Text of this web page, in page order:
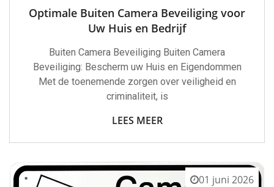
Optimale Buiten Camera Beveiliging voor
Uw Huis en Bedrijf
Buiten Camera Beveiliging Buiten Camera
Beveiliging: Bescherm uw Huis en Eigendommen
Met de toenemende zorgen over veiligheid en
criminaliteit, is
LEES MEER
01 juni 2026